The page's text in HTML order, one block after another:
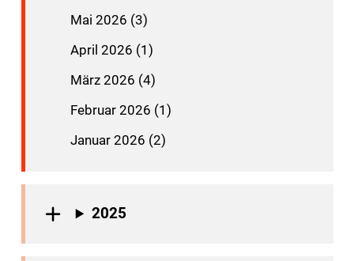
Mai 2026 (3)
April 2026 (1)
März 2026 (4)
Februar 2026 (1)
Januar 2026 (2)
2025